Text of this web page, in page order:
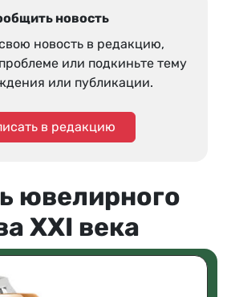
новость
новость в редакцию,
или подкиньте тему
или публикации.
в редакцию
ювелирного
XXI века